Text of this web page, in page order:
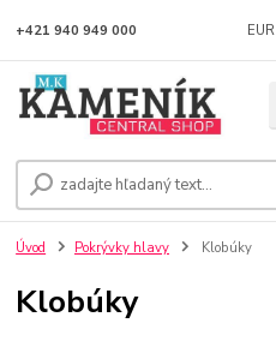
EUR
+421 940 949 000
Úvod Pokrývky hlavy Klobúky
Klobúky